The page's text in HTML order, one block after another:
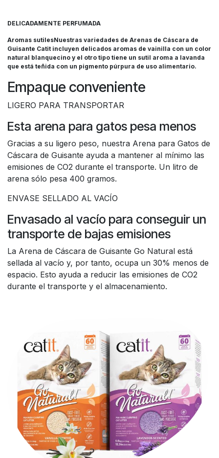
DELICADAMENTE PERFUMADA
Aromas sutilesNuestras variedades de Arenas de Cáscara de
Guisante Catit incluyen delicados aromas de vainilla con un color
natural blanquecino y el otro tipo tiene un sutil aroma a lavanda
que está teñida con un pigmento púrpura de uso alimentario.
Empaque conveniente
LIGERO PARA TRANSPORTAR
Esta arena para gatos pesa menos
Gracias a su ligero peso, nuestra Arena para Gatos de
Cáscara de Guisante ayuda a mantener al mínimo las
emisiones de CO2 durante el transporte. Un litro de
arena sólo pesa 400 gramos.
ENVASE SELLADO AL VACÍO
Envasado al vacío para conseguir un
transporte de bajas emisiones
La Arena de Cáscara de Guisante Go Natural está
sellada al vacío y, por tanto, ocupa un 30% menos de
espacio. Esto ayuda a reducir las emisiones de CO2
durante el transporte y el almacenamiento.